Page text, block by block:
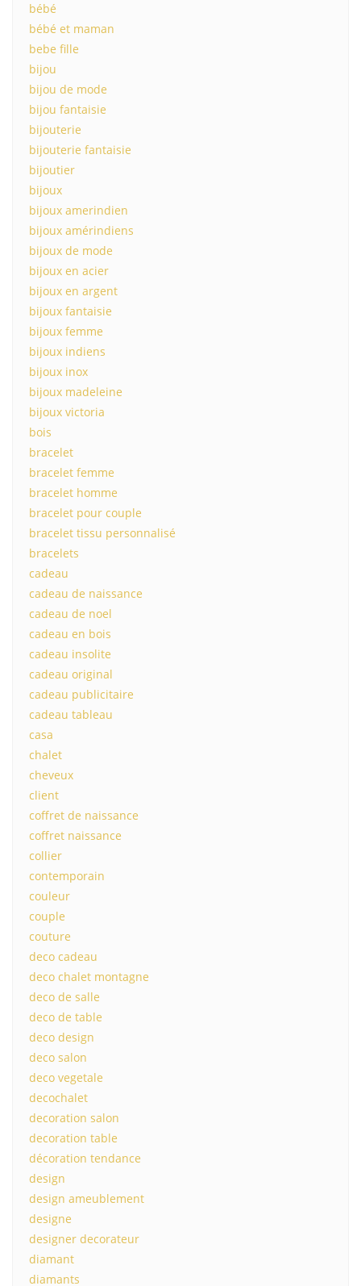
bébé
bébé et maman
bebe fille
bijou
bijou de mode
bijou fantaisie
bijouterie
bijouterie fantaisie
bijoutier
bijoux
bijoux amerindien
bijoux amérindiens
bijoux de mode
bijoux en acier
bijoux en argent
bijoux fantaisie
bijoux femme
bijoux indiens
bijoux inox
bijoux madeleine
bijoux victoria
bois
bracelet
bracelet femme
bracelet homme
bracelet pour couple
bracelet tissu personnalisé
bracelets
cadeau
cadeau de naissance
cadeau de noel
cadeau en bois
cadeau insolite
cadeau original
cadeau publicitaire
cadeau tableau
casa
chalet
cheveux
client
coffret de naissance
coffret naissance
collier
contemporain
couleur
couple
couture
deco cadeau
deco chalet montagne
deco de salle
deco de table
deco design
deco salon
deco vegetale
decochalet
decoration salon
decoration table
décoration tendance
design
design ameublement
designe
designer decorateur
diamant
diamants